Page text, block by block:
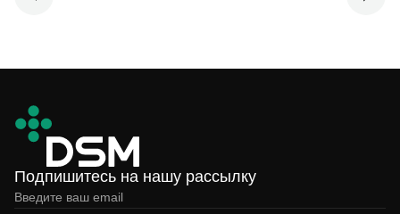
Подпишитесь на нашу рассылку